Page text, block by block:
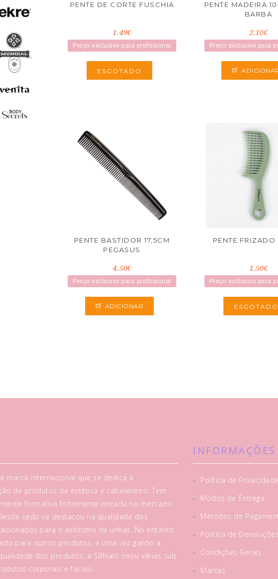
PENTE DE CORTE FUSCHIA
1.49€
Preço exclusivo para profissional
ESGOTADO
PENTE MADEIRA
BARBA
2.10€
Preço exclusivo para
PENTE BASTIDOR 17,5CM
PEGASUS
4.50€
Preço exclusivo para profissional
ADICIONAR
PENTE FRIZADO
1.50€
Preço exclusivo para
ESGOTADO
marca internacional que se dedica à
de produtos de estética e cabeleireiro. Tem
formativa fortemente vincada no mercado
cedo se destacou na qualidade dos
para o estilismo de unhas. No entanto
para outros produtos, e uma vez ganho a
dos produtos, a SBNails criou várias sub
corporais e faciais.
INFORMAÇÕES
-
Política de Privacidade
-
Modos de Entrega
-
Métodos de
-
Política de Devoluções
-
Condições Gerais
-
Marcas